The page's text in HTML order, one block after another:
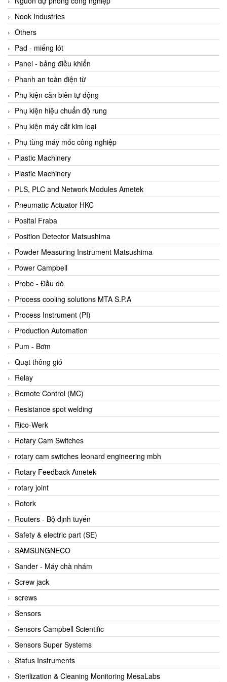
Bei Sensor
Beijer
Beinlich-pumps
Beka
BEKO
Belimo
Benetech Vietnam
Bently Nevada
Bentone Vietnam
Bernstein Vietnam
Berthold
Bestech
Bestech
BETA
Bifold
Bihl+wiedemann
Bihl+wiedemann
Bilz
Binder Connector
Biotech
BirdX Vietnam
BK Vibro
Black Box
BlackBox Vietnam
BLAGDON PUMP
Bloom Engineering
Boneng
Bopp & Reuther Messtechnik
Bosch
Boydcorp
BRAUN Vietnam
Brinkmann Pumpen
BRONKHORST
Brook Instrument
Brooks Instrument Vietnam
Buhler
BURLING INSTRUMENTS
Burster
BUSCHJOST
Calectro
Campbell Scientific
Canneed Vietnam
Cantoni
Nook Industries
Others
Pad - miếng lót
Panel - bảng điều khiển
Phanh an toàn điện từ
Phụ kiện căn biên tự động
Phụ kiện hiệu chuẩn độ rung
Phụ kiện máy cắt kim loại
Phụ tùng máy móc công nghiệp
Plastic Machinery
Plastic Machinery
PLS, PLC and Network Modules Ametek
Pneumatic Actuator HKC
Posital Fraba
Position Detector Matsushima
Powder Measuring Instrument Matsushima
Power Campbell
Probe - Đầu dò
Process cooling solutions MTA S.P.A
Process Instrument (PI)
Production Automation
Pum - Bơm
Quạt thông gió
Relay
Remote Control (MC)
Resistance spot welding
Rico-Werk
Rotary Cam Switches
rotary cam switches leonard engineering mbh
Rotary Feedback Ametek
rotary joint
Rotork
Routers - Bộ định tuyến
Safety & electric part (SE)
SAMSUNGNECO
Sander - Máy chà nhám
Screw jack
screws
Sensors
Sensors Campbell Scientific
Sensors Super Systems
Status Instruments
Sterilization & Cleaning Monitoring MesaLabs